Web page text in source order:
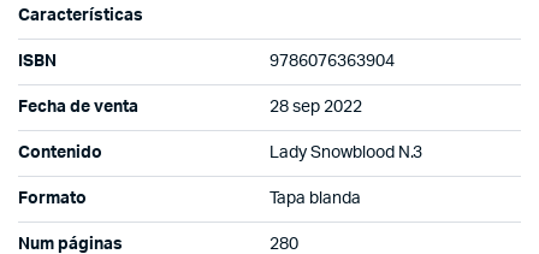
Características
ISBN 9786076363904
Fecha de venta 28 sep 2022
Contenido Lady Snowblood N.3
Formato Tapa blanda
Num páginas 280